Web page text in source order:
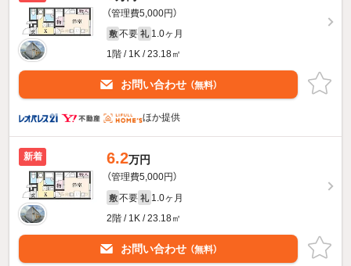
（管理費5,000円）
敷 不要 礼 1.0ヶ月
1階 / 1K / 23.18㎡
お問い合わせ （無料）
ほか提供
新着 6.2万円
（管理費5,000円）
敷 不要 礼 1.0ヶ月
2階 / 1K / 23.18㎡
お問い合わせ （無料）